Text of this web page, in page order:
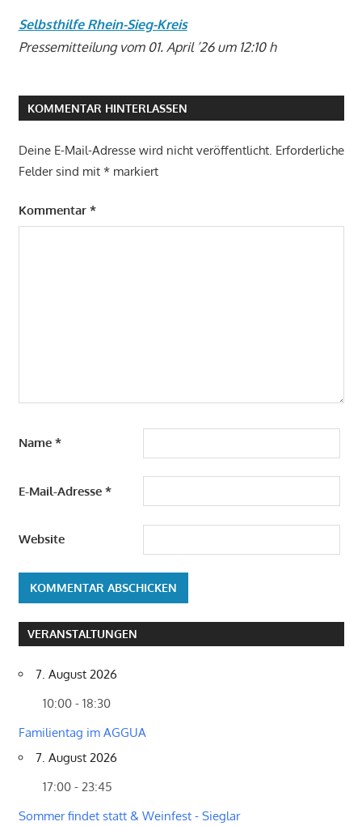
Selbsthilfe Rhein-Sieg-Kreis
Pressemitteilung vom 01. April ’26 um 12:10 h
KOMMENTAR HINTERLASSEN
Deine E-Mail-Adresse wird nicht veröffentlicht. Erforderliche
Felder sind mit *markiert
Kommentar *
Name *
E-Mail-Adresse *
Website
VERANSTALTUNGEN
7. August 2026
10:00 - 18:30
Familientag im AGGUA
7. August 2026
17:00 - 23:45
Sommer findet statt & Weinfest - Sieglar